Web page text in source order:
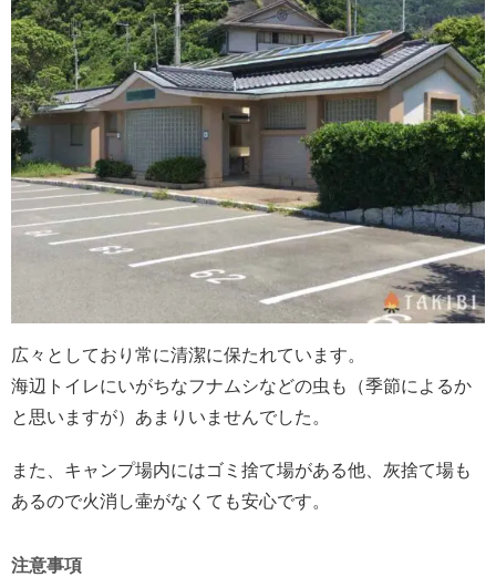
広々としており常に清潔に保たれています。
海辺トイレにいがちなフナムシなどの虫も（季節によるか
と思いますが）あまりいませんでした。
また、キャンプ場内にはゴミ捨て場がある他、灰捨て場も
あるので火消し壷がなくても安心です。
注意事項